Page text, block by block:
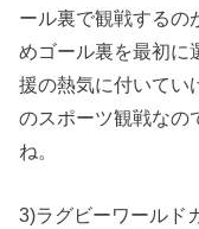
ール裏で観戦するの
めゴール裏を最初に
援の熱気に付いてい
のスポーツ観戦なの
ね。
3)ラグビーワールド